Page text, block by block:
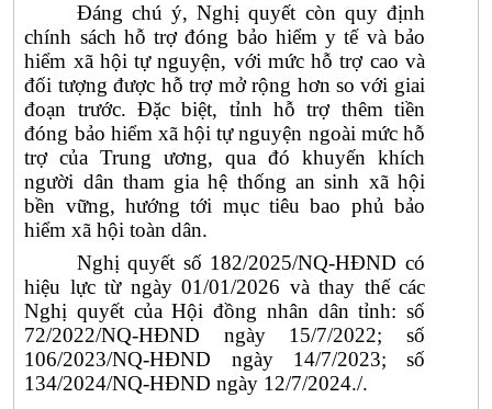
Đáng chú ý, Nghị quyết còn quy định
chính sách hỗ trợ đóng bảo hiểm y tế và bảo
hiểm xã hội tự nguyện, với mức hỗ trợ cao và
đối tượng được hỗ trợ mở rộng hơn so với giai
đoạn trước. Đặc biệt, tỉnh hỗ trợ thêm tiền
đóng bảo hiểm xã hội tự nguyện ngoài mức hỗ
trợ của Trung ương, qua đó khuyến khích
người dân tham gia hệ thống an sinh xã hội
bền vững, hướng tới mục tiêu bao phủ bảo
hiểm xã hội toàn dân.
Nghị quyết số 182/2025/NQ-HĐND có
hiệu lực từ ngày 01/01/2026 và thay thế các
Nghị quyết của Hội đồng nhân dân tỉnh: số
72/2022/NQ-HĐND ngày 15/7/2022; số
106/2023/NQ-HĐND ngày 14/7/2023; số
134/2024/NQ-HĐND ngày 12/7/2024./.